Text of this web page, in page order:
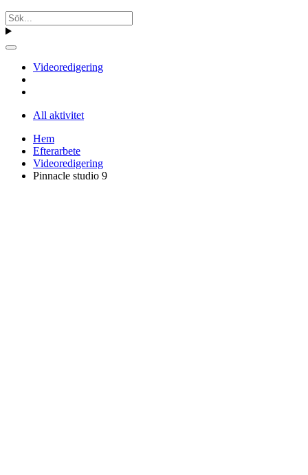
Videoredigering
All aktivitet
Hem
Efterarbete
Videoredigering
Pinnacle studio 9